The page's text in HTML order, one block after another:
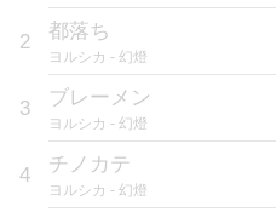
2 都落ち
ヨルシカ - 幻燈
3 ブレーメン
ヨルシカ - 幻燈
4 チノカテ
ヨルシカ - 幻燈